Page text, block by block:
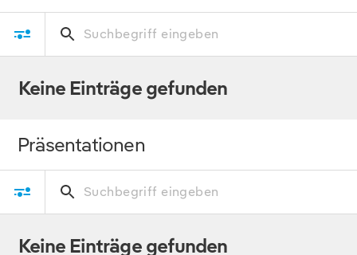
Keine Einträge gefunden
Präsentationen
Keine Einträge gefunden